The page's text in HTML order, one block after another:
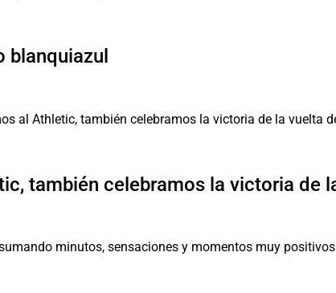
blanquiazul
también celebramos la victoria de